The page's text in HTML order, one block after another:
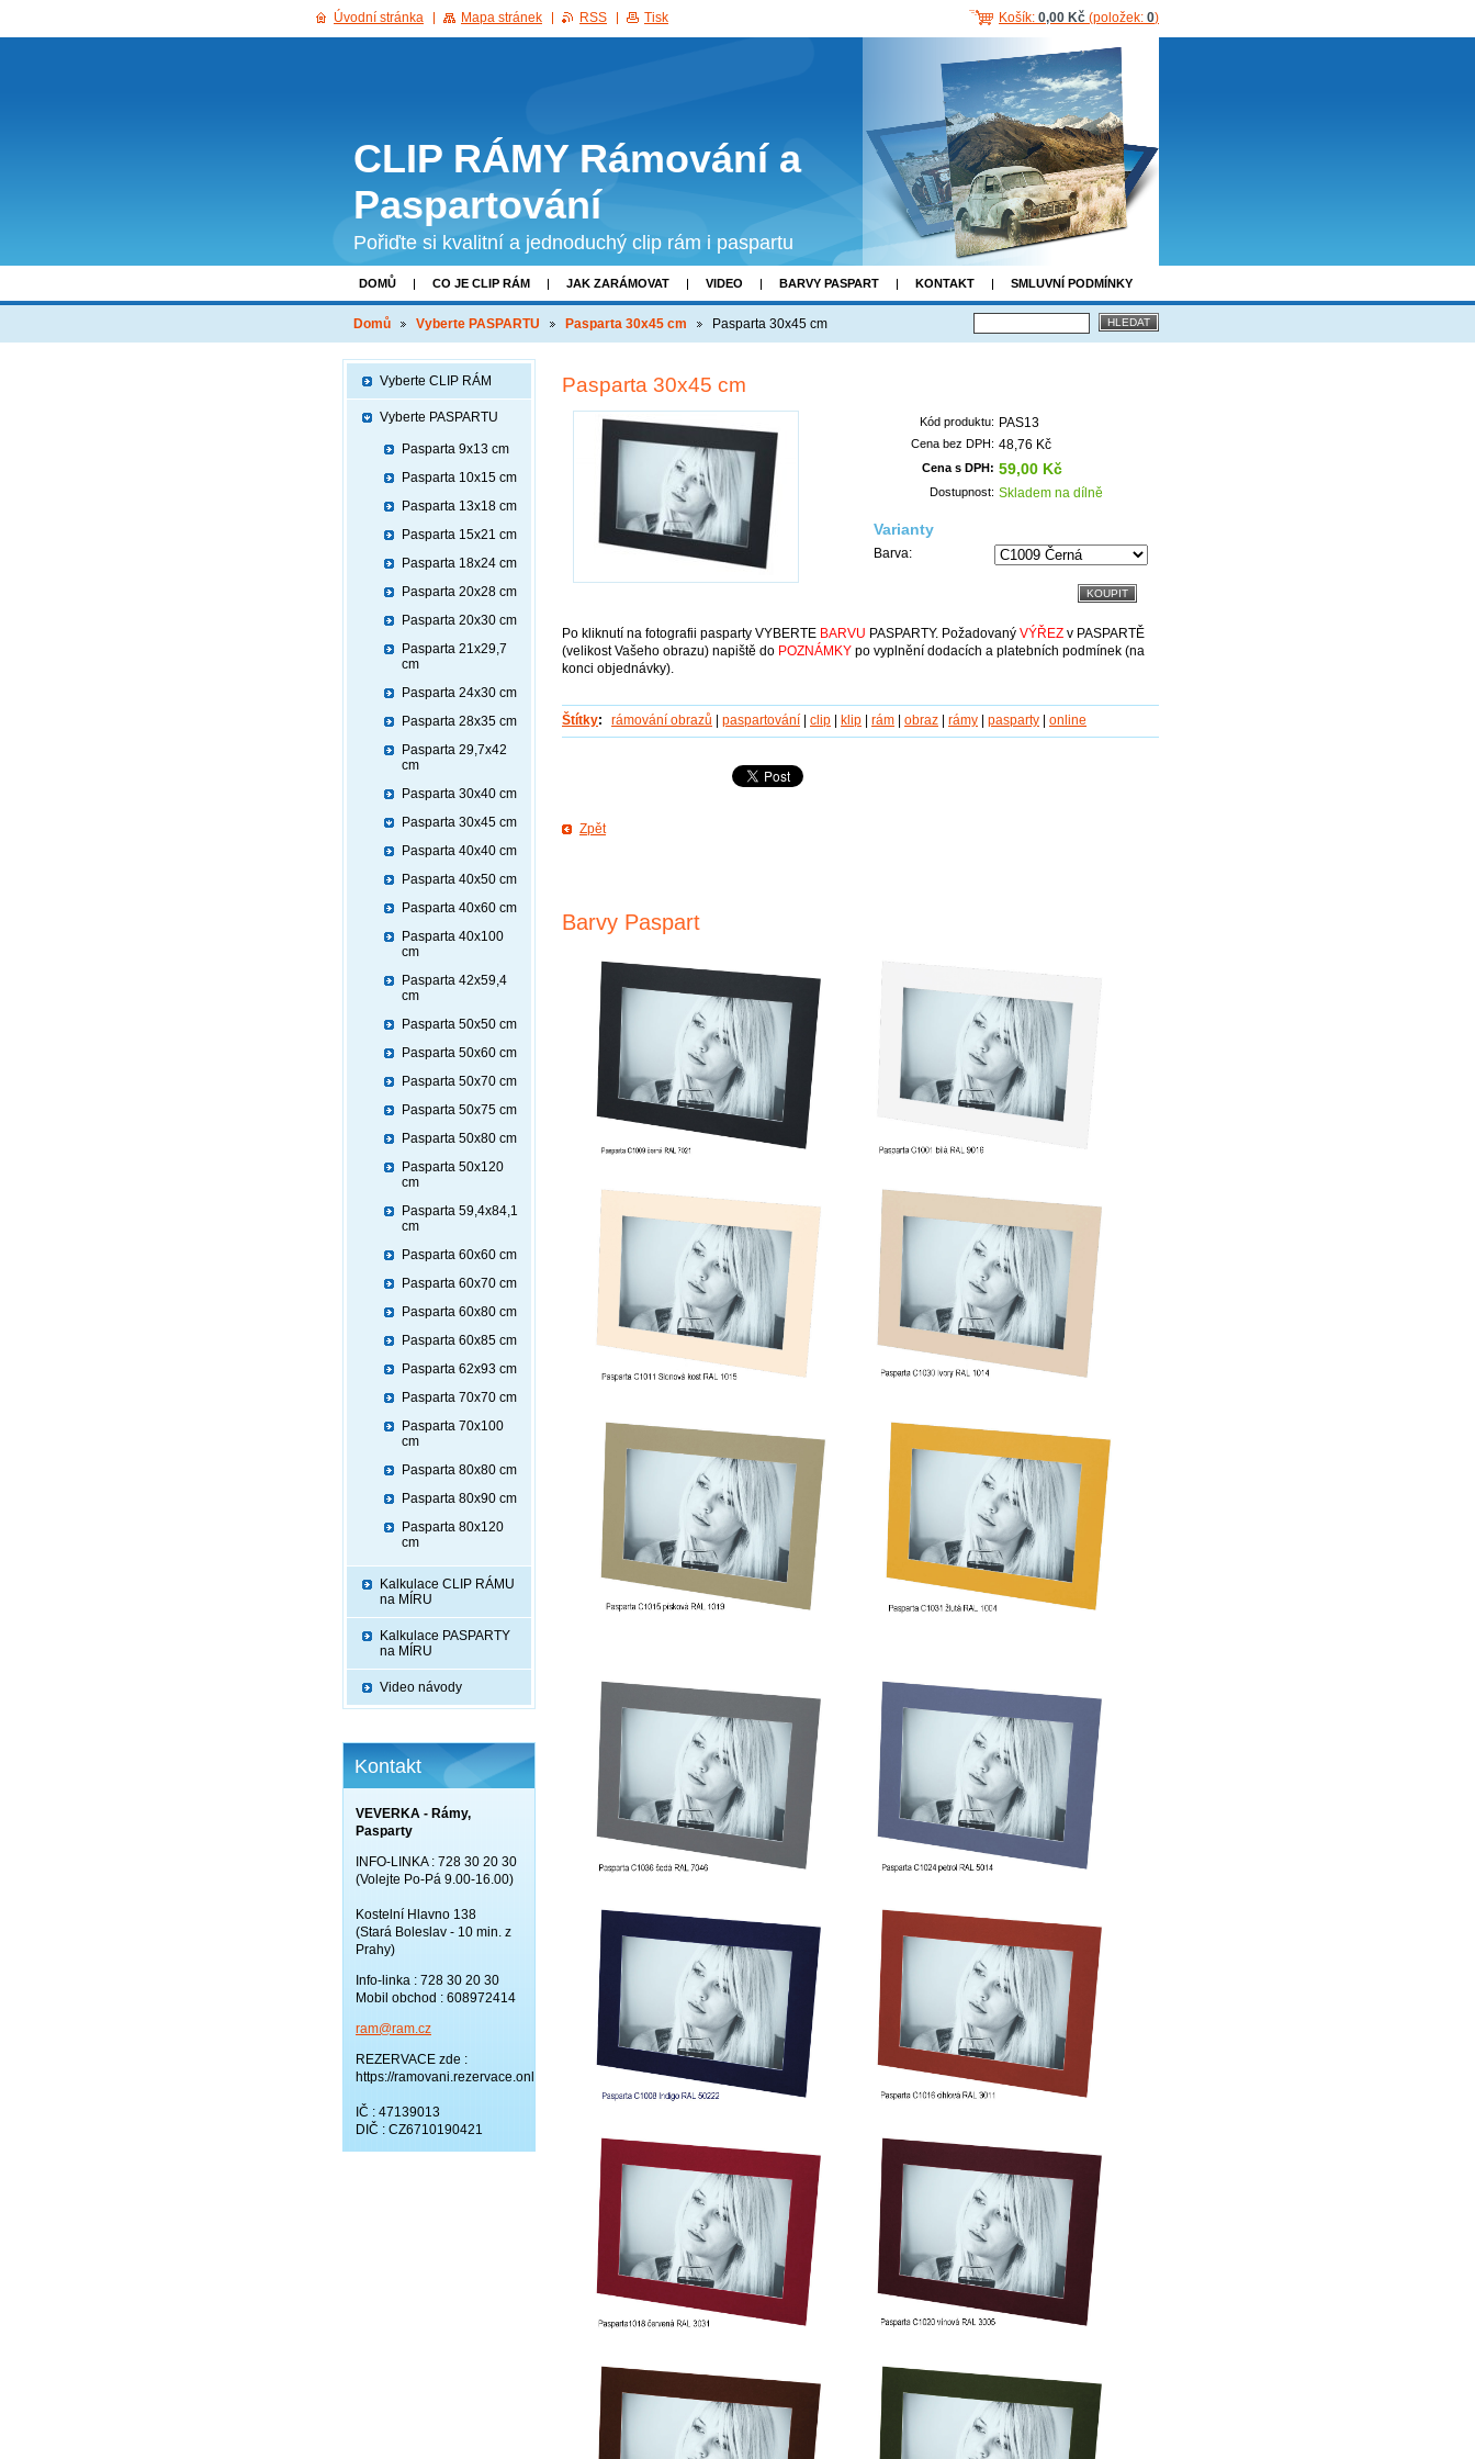
CLIP RÁMY Rámování a
Paspartování
Pořiďte si kvalitní a jednoduchý clip rám i paspartu
DOMŮ CO JE CLIP RÁM JAK ZARÁMOVAT VIDEO BARVY PASPART KONTAKT SMLUVNÍ PODMÍNKY
GDPR
Domů Vyberte PASPARTU Pasparta 30x45 cm Pasparta 30x45 cm
Pasparta 30x45 cm
Kód produktu: PAS13
Cena bez DPH: 48,76 Kč
Cena s DPH: 59,00 Kč
Dostupnost: Skladem na dílně
Varianty
Barva:
Po kliknutí na fotografii pasparty VYBERTE BARVU PASPARTY. Požadovaný VÝŘEZ v PASPARTĚ
(velikost Vašeho obrazu) napiště do POZNÁMKY po vyplnění dodacích a platebních podmínek (na
konci objednávky).
Štítky: rámování obrazů paspartování clip klip rám obraz rámy pasparty online
Zpět
Barvy Paspart
Vyberte CLIP RÁM
Vyberte PASPARTU
Pasparta 9x13 cm
Pasparta 10x15 cm
Pasparta 13x18 cm
Pasparta 15x21 cm
Pasparta 18x24 cm
Pasparta 20x28 cm
Pasparta 20x30 cm
Pasparta 21x29,7
cm
Pasparta 24x30 cm
Pasparta 28x35 cm
Pasparta 29,7x42
cm
Pasparta 30x40 cm
Pasparta 30x45 cm
Pasparta 40x40 cm
Pasparta 40x50 cm
Pasparta 40x60 cm
Pasparta 40x100
cm
Pasparta 42x59,4
cm
Pasparta 50x50 cm
Pasparta 50x60 cm
Pasparta 50x70 cm
Pasparta 50x75 cm
Pasparta 50x80 cm
Pasparta 50x120
cm
Pasparta 59,4x84,1
cm
Pasparta 60x60 cm
Pasparta 60x70 cm
Pasparta 60x80 cm
Pasparta 60x85 cm
Pasparta 62x93 cm
Pasparta 70x70 cm
Pasparta 70x100
cm
Pasparta 80x80 cm
Pasparta 80x90 cm
Pasparta 80x120
cm
Kalkulace CLIP RÁMU
na MÍRU
Kalkulace PASPARTY
na MÍRU
Video návody
Kontakt
VEVERKA - Rámy,
Pasparty
INFO-LINKA : 728 30 20 30
(Volejte Po-Pá 9.00-16.00)
Kostelní Hlavno 138
(Stará Boleslav - 10 min. z
Prahy)
Info-linka : 728 30 20 30
Mobil obchod : 608972414
ram@ram.cz
REZERVACE zde :
https://ramovani.rezervace.online/cs/
IČ : 47139013
DIČ : CZ6710190421
Košík: 0,00 Kč (položek: 0)
Úvodní stránka Mapa stránek RSS Tisk